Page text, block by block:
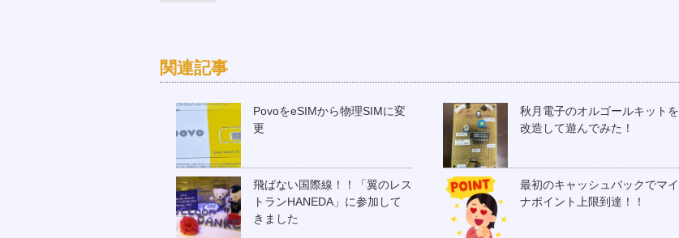
関連記事
PovoをeSIMから物理SIMに変
更
秋月電子のオルゴールキットを
改造して遊んでみた！
飛ばない国際線！！「翼のレス
トランHANEDA」に参加して
きました
最初のキャッシュバックでマイ
ナポイント上限到達！！